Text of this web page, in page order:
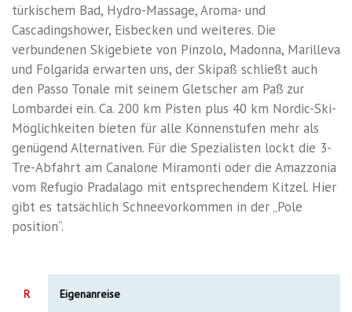
türkischem Bad, Hydro-Massage, Aroma- und
Cascadingshower, Eisbecken und weiteres. Die
verbundenen Skigebiete von Pinzolo, Madonna, Marilleva
und Folgarida erwarten uns, der Skipaß schließt auch
den Passo Tonale mit seinem Gletscher am Paß zur
Lombardei ein. Ca. 200 km Pisten plus 40 km Nordic-Ski-
Möglichkeiten bieten für alle Könnenstufen mehr als
genügend Alternativen. Für die Spezialisten lockt die 3-
Tre-Abfahrt am Canalone Miramonti oder die Amazzonia
vom Refugio Pradalago mit entsprechendem Kitzel. Hier
gibt es tatsächlich Schneevorkommen in der „Pole
position“.
R Eigenanreise